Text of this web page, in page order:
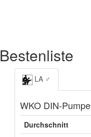
Bestenliste
LA ♂
WKO DIN-Pumpe
Durchschnitt